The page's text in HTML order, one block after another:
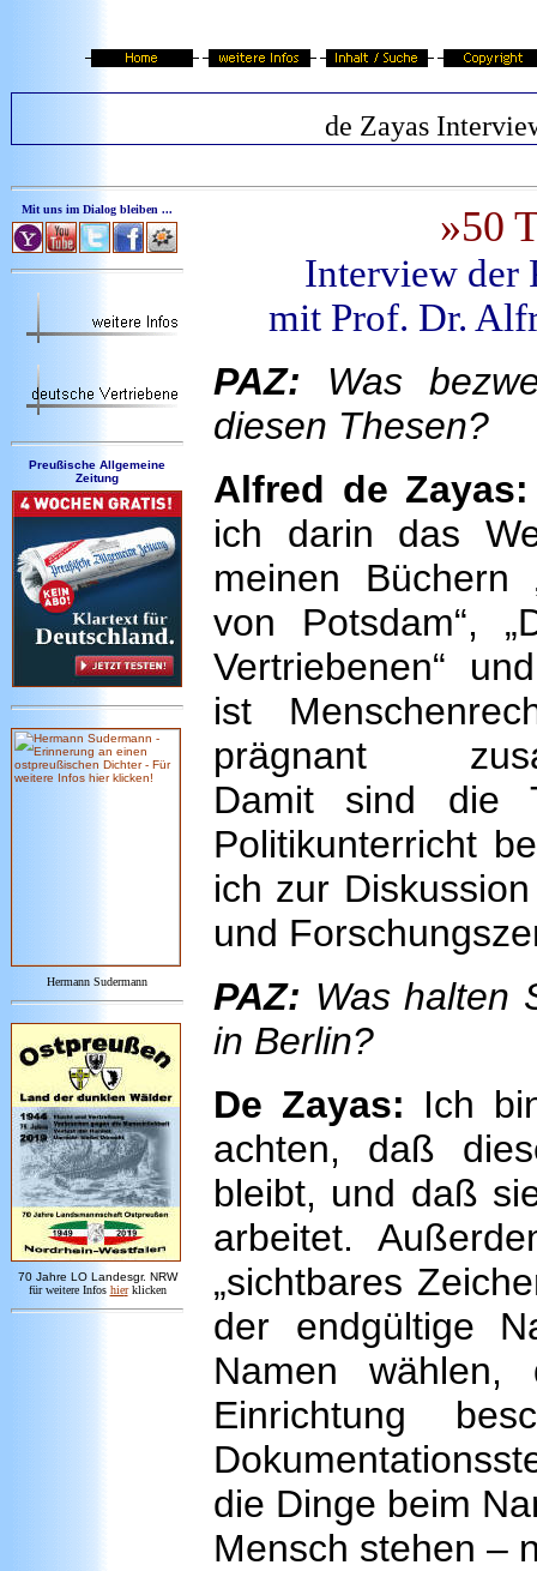
de Zayas
Mit uns im Dialog bleiben ...
Preußische Allgemeine
Zeitung
Hermann Sudermann
70 Jahre LO Landesgr. NRW
für weitere Infos hier klicken
»50
Interview der
mit Prof. Dr.
PAZ: Was
diesen Thesen?
Alfred de Zayas:
ich darin das
meinen Büchern
von Potsdam“,
Vertriebenen“
ist
prägnant
Damit sind die
Politikunterricht
ich zur
und
PAZ: Was halten
in Berlin?
De Zayas: Ich
achten, daß
bleibt, und daß
arbeitet.
„sichtbares
der endgültige
Namen
Einrichtung
die Dinge beim
Mensch stehen –